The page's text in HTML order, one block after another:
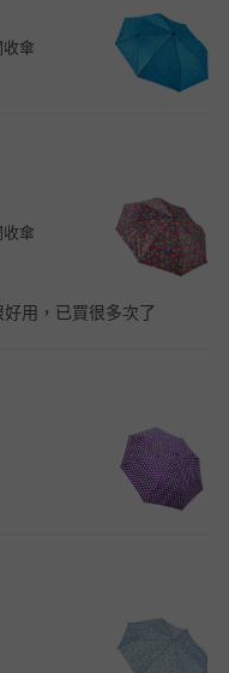
傘
傘
用，已買很多次了